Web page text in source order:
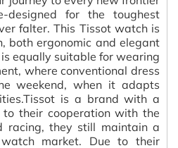
designed for the toughest
falter. This Tissot watch is
both ergonomic and elegant
equally suitable for wearing
where conventional dress
weekend, when it adapts
is a brand with a
their cooperation with the
racing, they still maintain a
market. Due to their